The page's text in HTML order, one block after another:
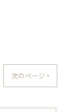
次のページ >